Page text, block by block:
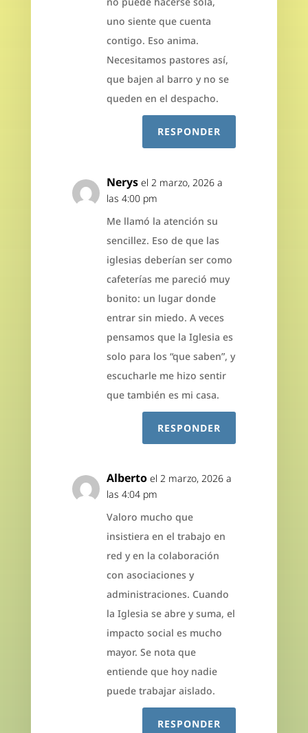
uno siente que cuenta
contigo. Eso anima.
Necesitamos pastores así,
que bajen al barro y no se
queden en el despacho.
RESPONDER
Nerys el 2 marzo, 2026 a
las 4:00 pm
Me llamó la atención su
sencillez. Eso de que las
iglesias deberían ser como
cafeterías me pareció muy
bonito: un lugar donde
entrar sin miedo. A veces
pensamos que la Iglesia es
solo para los “que saben”, y
escucharle me hizo sentir
que también es mi casa.
RESPONDER
Alberto el 2 marzo, 2026 a
las 4:04 pm
Valoro mucho que
insistiera en el trabajo en
red y en la colaboración
con asociaciones y
administraciones. Cuando
la Iglesia se abre y suma, el
impacto social es mucho
mayor. Se nota que
entiende que hoy nadie
puede trabajar aislado.
RESPONDER